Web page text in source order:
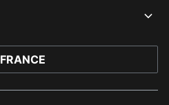
FRANCE